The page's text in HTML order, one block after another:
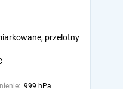
przelotny
999 hPa